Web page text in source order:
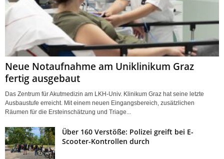
Neue Notaufnahme am Uniklinikum Graz
fertig ausgebaut
Das Zentrum für Akutmedizin am LKH-Univ. Klinikum Graz hat seine letzte
Ausbaustufe erreicht. Mit einem neuen Eingangsbereich, zusätzlichen
Räumen für die Ersteinschätzung und Triage...
Über 160 Verstöße: Polizei greift bei E-
Scooter-Kontrollen durch